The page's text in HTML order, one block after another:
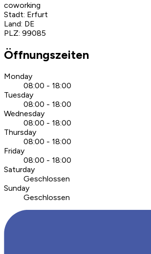
coworking
Stadt: Erfurt
Land: DE
PLZ: 99085
Öffnungszeiten
Monday
08:00 - 18:00
Tuesday
08:00 - 18:00
Wednesday
08:00 - 18:00
Thursday
08:00 - 18:00
Friday
08:00 - 18:00
Saturday
Geschlossen
Sunday
Geschlossen